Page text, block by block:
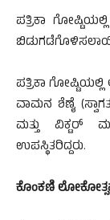
ಪತ್ರಿಕಾ
ಪತ್ರಿಕಾ ಗೋಷ್ಟಿಯಲ್ಲಿ
ವಾಮನ ಶೆಣೈ
ಮತ್ತು ವಿಕ್ಟರ್
ಉಪಸ್ಥಿತರಿದ್ದರು.
ಕೊಂಕಣಿ